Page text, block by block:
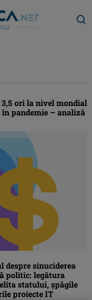
ori la nivel mondial
pandemie – analiză
despre sinuciderea
politic: legătura
statului, şpăgile
proiecte IT